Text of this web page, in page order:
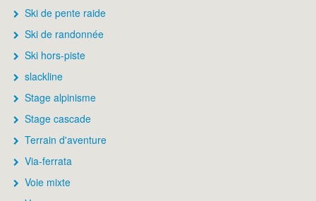
Ski de pente raide
Ski de randonnée
Ski hors-piste
slackline
Stage alpinisme
Stage cascade
Terrain d'aventure
Via-ferrata
Voie mixte